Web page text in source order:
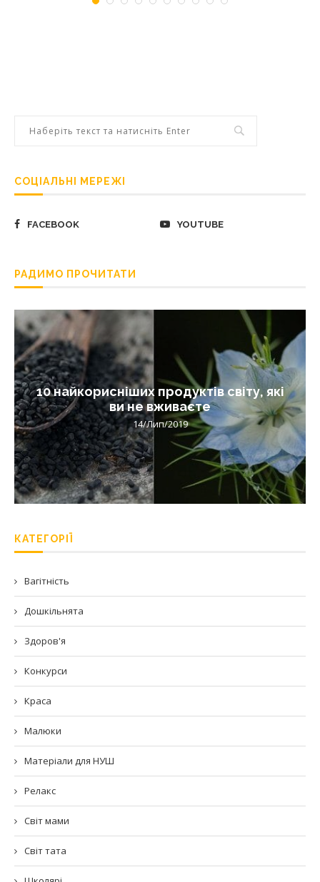
СОЦІАЛЬНІ МЕРЕЖІ
FACEBOOK YOUTUBE
РАДИМО ПРОЧИТАТИ
10 найкорисніших продуктів світу, які
ви не вживаєте
14/Лип/2019
КАТЕГОРІЇ
Вагітність
Дошкільнята
Здоров'я
Конкурси
Краса
Малюки
Матеріали для НУШ
Релакс
Світ мами
Світ тата